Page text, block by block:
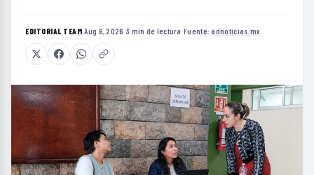
EDITORIAL TEAM·Aug 6, 2026 ·3 min de lectura ·Fuente:adnoticias.mx